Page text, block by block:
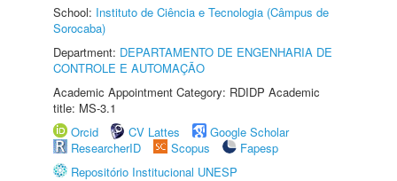
School: Instituto de Ciência e Tecnologia (Câmpus de
Sorocaba)
Department: DEPARTAMENTO DE ENGENHARIA DE
CONTROLE E AUTOMAÇÃO
Academic Appointment Category: RDIDP Academic
title: MS-3.1
Orcid
CV Lattes
Google Scholar
ResearcherID
Scopus
Fapesp
Repositório Institucional UNESP